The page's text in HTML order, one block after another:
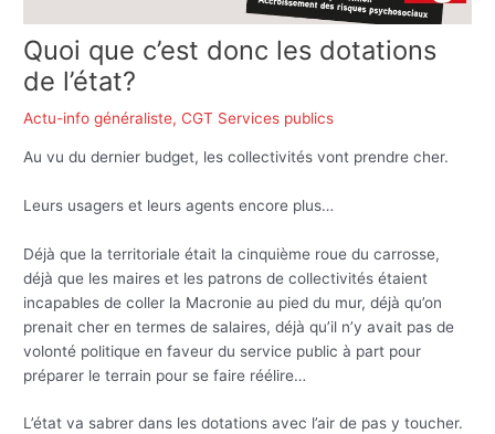
Quoi que c’est donc les dotations
de l’état?
Actu-info généraliste,CGT Services publics
Au vu du dernier budget, les collectivités vont prendre cher.
Leurs usagers et leurs agents encore plus…
Déjà que la territoriale était la cinquième roue du carrosse,
déjà que les maires et les patrons de collectivités étaient
incapables de coller la Macronie au pied du mur, déjà qu’on
prenait cher en termes de salaires, déjà qu’il n’y avait pas de
volonté politique en faveur du service public à part pour
préparer le terrain pour se faire réélire…
L’état va sabrer dans les dotations avec l’air de pas y toucher.